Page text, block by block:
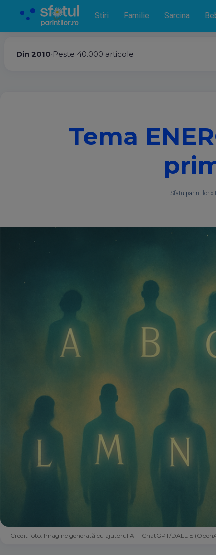
Stiri Familie Sarcina
Din 2010•Peste 40.000 articole
Tema
Sfatulparintilor »
Credit foto: Imagine generată cu ajutorul AI – ChatGPT/DALL·E